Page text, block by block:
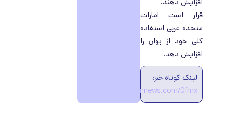
افزایش دهند.
قرار است امارات
متحده عربی استفاده
کلی خود از یوان را
افزایش دهد.
لینک کوتاه خبر:
https://ecobannews.com/0fmx